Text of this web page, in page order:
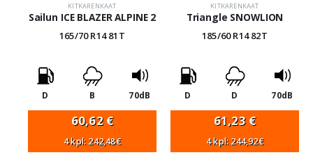
KITKARENKAAT
Sailun ICE BLAZER ALPINE 2
165/70 R14 81T
D B 70dB
60,62 €
4 kpl: 242,48€
KITKARENKAAT
Triangle SNOWLION
185/60 R14 82T
D D 70dB
61,23 €
4 kpl: 244,92€